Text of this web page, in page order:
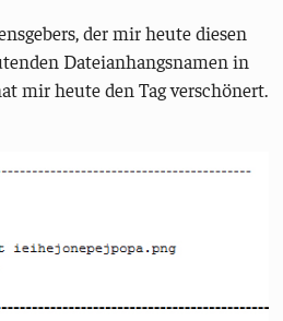
der mir heute diesen
Dateianhangsnamen in
mir heute den Tag verschönert.